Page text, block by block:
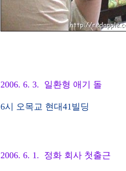
2006. 6. 3. 일환형 애기 돌
6시 오목교 현대41빌딩
2006. 6. 1. 정화 회사 첫출근